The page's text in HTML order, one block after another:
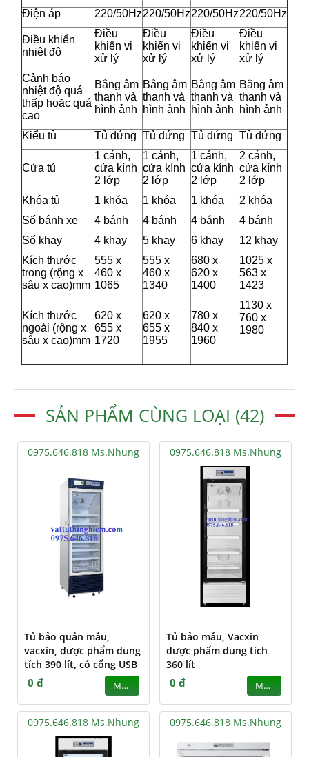
Điện áp
220/50Hz220/50Hz220/50Hz220/50Hz
Điều khiển
nhiệt độ
Điều
khiển vi
xử lý
Điều
khiển vi
xử lý
Điều
khiển vi
xử lý
Điều
khiển vi
xử lý
Cảnh báo
nhiệt độ quá
thấp hoặc quá
cao
Bằng âm
thanh và
hình ảnh
Bằng âm
thanh và
hình ảnh
Bằng âm
thanh và
hình ảnh
Bằng âm
thanh và
hình ảnh
Kiểu tủ Tủ đứng Tủ đứng Tủ đứng Tủ đứng
Cửa tủ
1 cánh,
cửa kính
2 lớp
1 cánh,
cửa kính
2 lớp
1 cánh,
cửa kính
2 lớp
2 cánh,
cửa kính
2 lớp
Khóa tủ
1 khóa 1 khóa 1 khóa
2 khóa
Số bánh xe
4 bánh 4 bánh 4 bánh
4 bánh
Số khay
4 khay 5 khay 6 khay
12 khay
Kích thước
trong (rộng x
sâu x cao)mm
555 x
460 x
1065
555 x
460 x
1340
680 x
620 x
1400
1025 x
563 x
1423
Kích thước
ngoài (rộng x
sâu x cao)mm
620 x
655 x
1720
620 x
655 x
1955
780 x
840 x
1960
1130 x
760 x
1980
SẢN PHẨM CÙNG LOẠI (42)
0975.646.818 Ms.Nhung
Tủ bảo quản mẫu,
vacxin, dược phẩm dung
tích 390 lít, có cổng USB
0 đ MUA
0975.646.818 Ms.Nhung
Tủ bảo mẫu, Vacxin
dược phẩm dung tích
360 lít
0 đ MUA
0975.646.818 Ms.Nhung 0975.646.818 Ms.Nhung